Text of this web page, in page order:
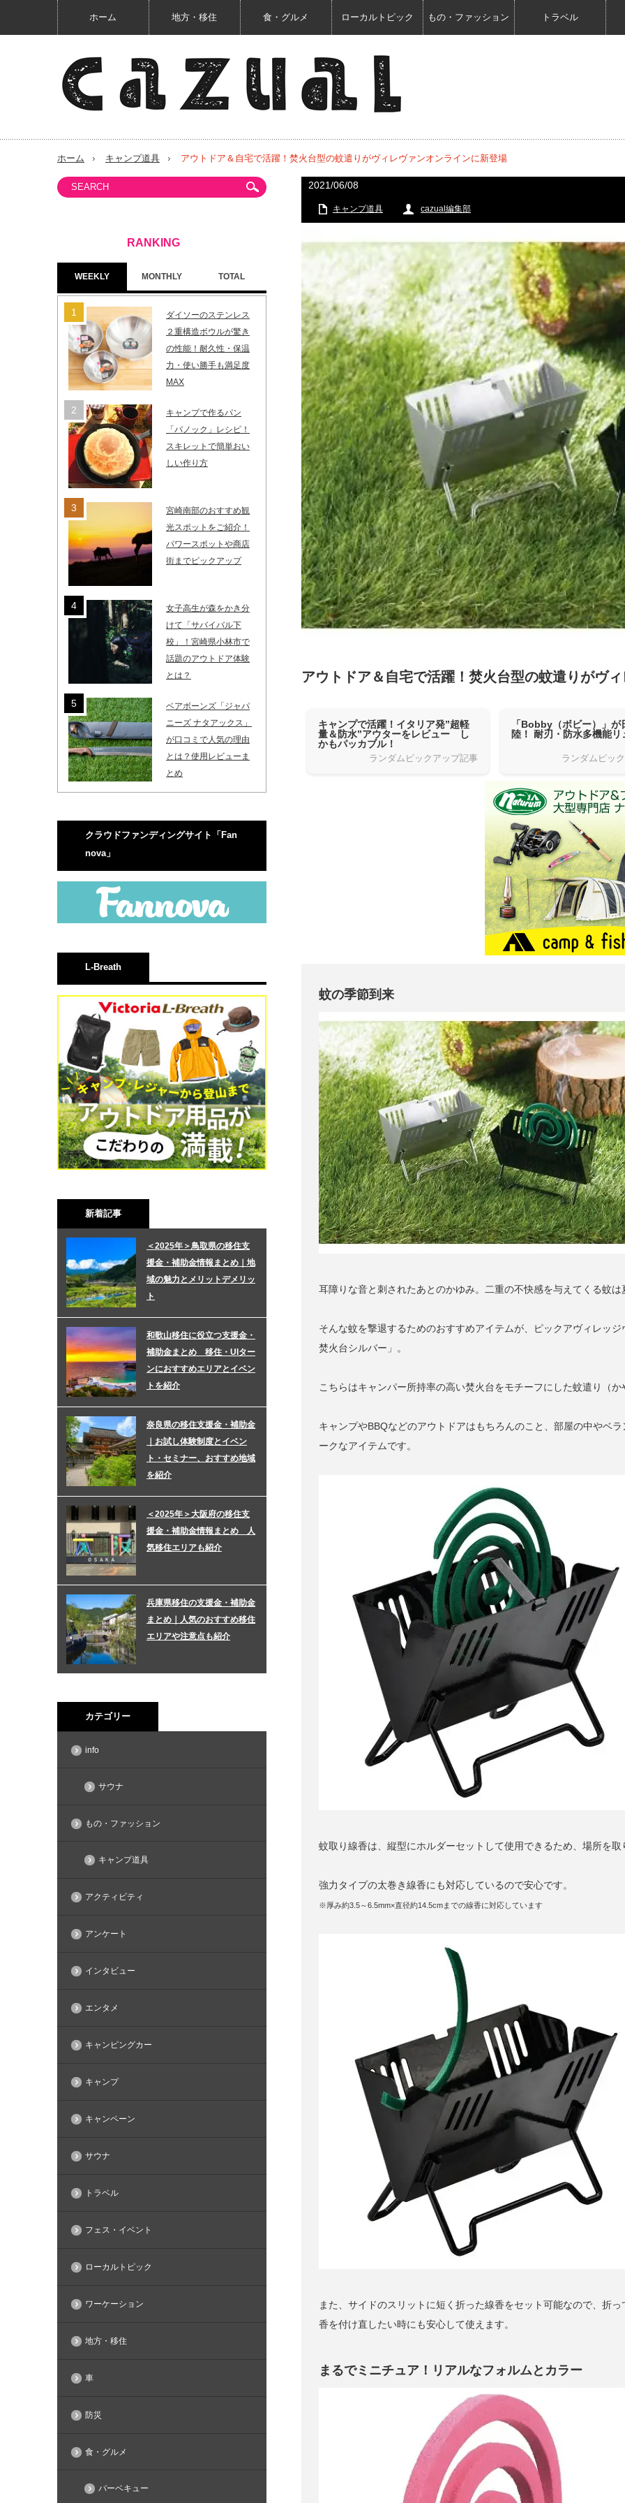
ホーム 地方・移住 食・グルメ ローカルトピック もの・ファッション トラベル
ホーム キャンプ道具 アウトドア＆自宅で活躍！焚火台型の蚊遣りがヴィレヴァンオンラインに新登場
2021/06/08
キャンプ道具 cazual編集部
アウトドア＆自宅で活躍！焚火台型の蚊遣りがヴ
キャンプで活躍！イタリア発”超軽
量＆防水”アウターをレビュー し
かもパッカブル！
ランダムピックアップ記事
「Bobby（ボビー）」が
陸！ 耐刃・防水多機能リ
ランダムピッ
蚊の季節到来
耳障りな音と刺されたあとのかゆみ。二重の不快感を与えてくる蚊は
そんな蚊を撃退するためのおすすめアイテムが、ピックアヴィレッ
焚火台シルバー」。
こちらはキャンパー所持率の高い焚火台をモチーフにした蚊遣り（
キャンプやBBQなどのアウトドアはもちろんのこと、部屋の中やベ
ークなアイテムです。
蚊取り線香は、縦型にホルダーセットして使用できるため、場所を取
強力タイプの太巻き線香にも対応しているので安心です。
※厚み約3.5～6.5mm×直径約14.5cmまでの線香に対応しています
また、サイドのスリットに短く折った線香をセット可能なので、折
香を付け直したい時にも安心して使えます。
まるでミニチュア！リアルなフォルムとカラー
WEEKLY MONTHLY TOTAL
ダイソーのステンレス
２重構造ボウルが驚き
の性能！耐久性・保温
力・使い勝手も満足度
MAX
キャンプで作るパン
「バノック」レシピ！
スキレットで簡単おい
しい作り方
宮崎南部のおすすめ観
光スポットをご紹介！
パワースポットや商店
街までピックアップ
女子高生が森をかき分
けて「サバイバル下
校」！宮崎県小林市で
話題のアウトドア体験
とは？
ベアボーンズ「ジャパ
ニーズ ナタアックス」
が口コミで人気の理由
とは？使用レビューま
とめ
クラウドファンディングサイト「Fan
nova」
L-Breath
新着記事
＜2025年＞鳥取県の移住支
援金・補助金情報まとめ｜地
域の魅力とメリットデメリッ
ト
和歌山移住に役立つ支援金・
補助金まとめ 移住・UIター
ンにおすすめエリアとイベン
トを紹介
奈良県の移住支援金・補助金
｜お試し体験制度とイベン
ト・セミナー、おすすめ地域
を紹介
＜2025年＞大阪府の移住支
援金・補助金情報まとめ 人
気移住エリアも紹介
兵庫県移住の支援金・補助金
まとめ｜人気のおすすめ移住
エリアや注意点も紹介
カテゴリー
info
サウナ
もの・ファッション
キャンプ道具
アクティビティ
アンケート
インタビュー
エンタメ
キャンピングカー
キャンプ
キャンペーン
サウナ
トラベル
フェス・イベント
ローカルトピック
ワーケーション
地方・移住
車
防災
食・グルメ
バーベキュー